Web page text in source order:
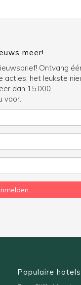
meer!
Ontvang
acties, het leukste
dan 15.000
voor.
Populaire